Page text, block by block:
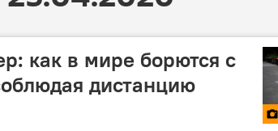
как в мире борются с
дистанцию